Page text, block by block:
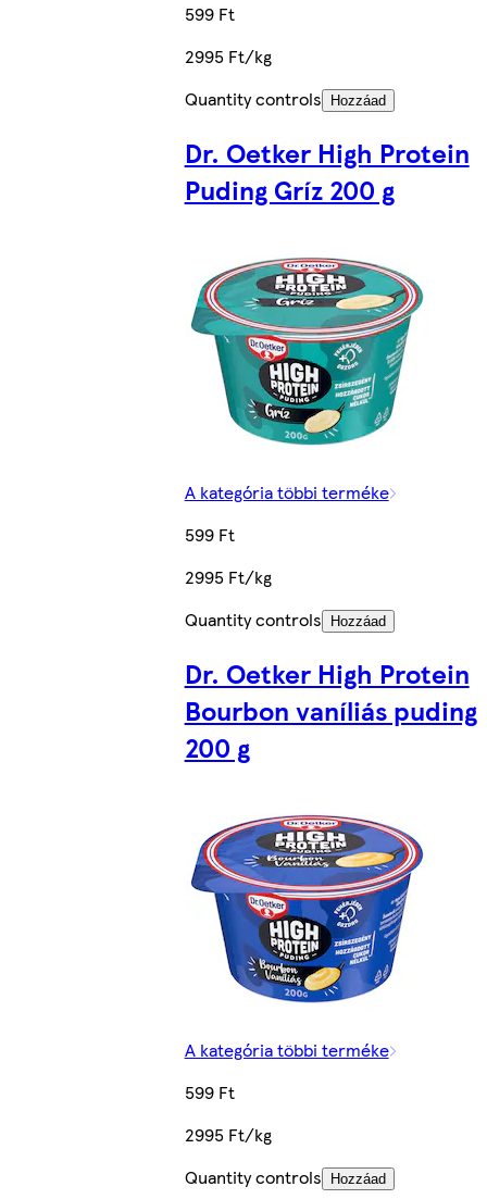
599 Ft
2995 Ft/kg
Quantity controls
Hozzáad
Dr. Oetker High Protein
Puding Gríz 200 g
A kategória többi terméke
599 Ft
2995 Ft/kg
Quantity controls
Hozzáad
Dr. Oetker High Protein
Bourbon vaníliás puding
200 g
A kategória többi terméke
599 Ft
2995 Ft/kg
Quantity controls
Hozzáad